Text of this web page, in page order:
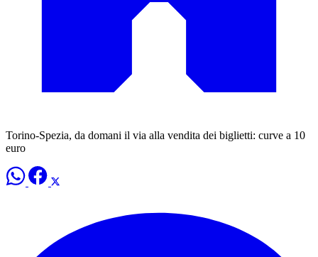
Torino-Spezia, da domani il via alla vendita dei biglietti: curve a 10
euro